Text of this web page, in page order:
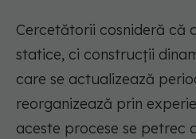
Cercetătorii cosnideră că
statice, ci construcții
care se actualizează
reorganizează prin
aceste procese se petrec